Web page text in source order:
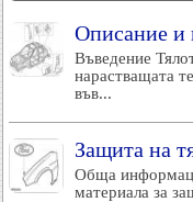
Описание и
Въведение
нарастващата
във...
Защита на
Обща
материала за